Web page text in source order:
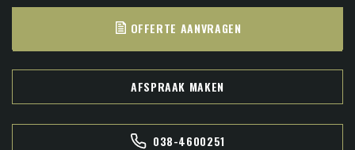
OFFERTE AANVRAGEN
AFSPRAAK MAKEN
038-4600251